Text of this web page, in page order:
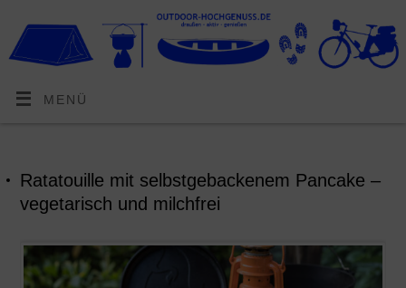
MENÜ
Ratatouille mit selbstgebackenem Pancake –
vegetarisch und milchfrei